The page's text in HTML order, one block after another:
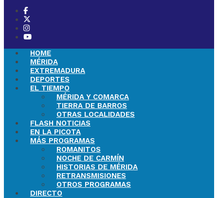
HOME
MÉRIDA
EXTREMADURA
DEPORTES
EL TIEMPO
MÉRIDA Y COMARCA
TIERRA DE BARROS
OTRAS LOCALIDADES
FLASH NOTICIAS
EN LA PICOTA
MÁS PROGRAMAS
ROMANITOS
NOCHE DE CARMÍN
HISTORIAS DE MÉRIDA
RETRANSMISIONES
OTROS PROGRAMAS
DIRECTO